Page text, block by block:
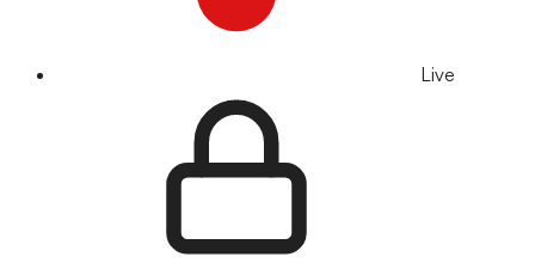
Live